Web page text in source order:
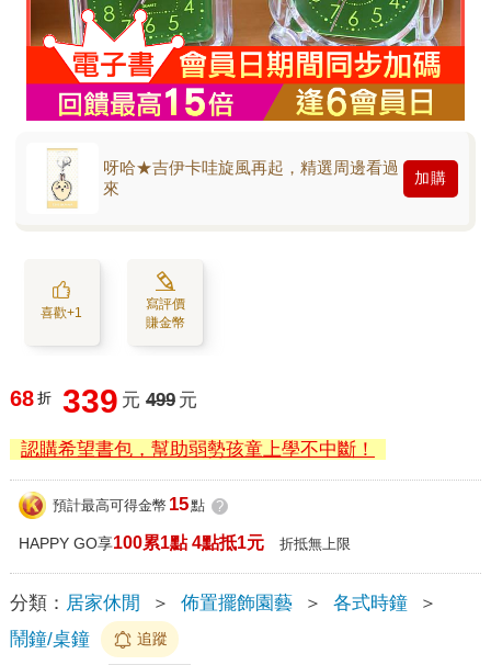
呀哈★吉伊卡哇旋風再起，精選周邊看過
來
加購
喜歡+1
寫評價
賺金幣
68 折 339 元 499 元
認購希望書包，幫助弱勢孩童上學不中斷！
預計最高可得金幣 15點 ?
HAPPY GO享100累1點 4點抵1元 折抵無上限
分類： 居家休閒 ＞ 佈置擺飾園藝 ＞ 各式時鐘
＞
鬧鐘/桌鐘
追蹤